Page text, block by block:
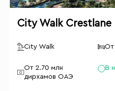
City Walk Crestlane
City Walk От
От 2.70 млн
дирхамов ОАЭ
В